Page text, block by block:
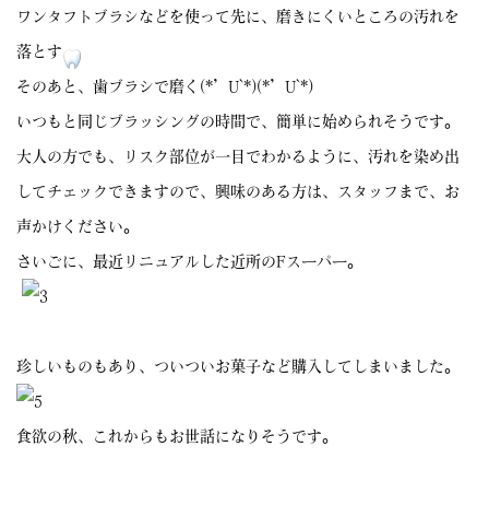
ワンタフトブラシなどを使って先に、磨きにくいところの汚れを
落とす
そのあと、歯ブラシで磨く(*’U`*)(*’U`*)
いつもと同じブラッシングの時間で、簡単に始められそうです。
大人の方でも、リスク部位が一目でわかるように、汚れを染め出
してチェックできますので、興味のある方は、スタッフまで、お
声かけください。
さいごに、最近リニュアルした近所のFスーパー。
珍しいものもあり、ついついお菓子など購入してしまいました。
食欲の秋、これからもお世話になりそうです。